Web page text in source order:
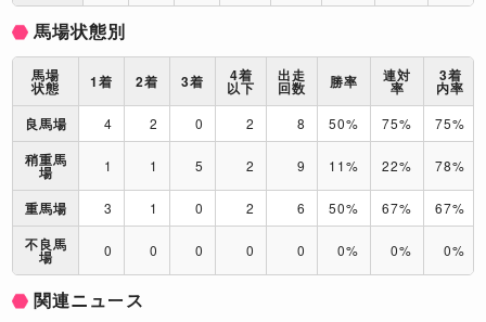
馬場状態別
馬場
状態 1着 2着 3着 4着
以下
出走
回数 勝率 連対
率
3着
内率
良馬場
4 2 0 2 8 50% 75% 75%
稍重馬
場 1 1 5 2 9 11% 22% 78%
重馬場 3 1 0 2 6 50% 67% 67%
不良馬
場 0 0 0 0 0 0% 0% 0%
関連ニュース